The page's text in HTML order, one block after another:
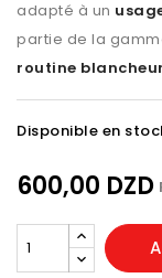
adapté à un
partie de la
routine
Disponible en
600,00 DZD